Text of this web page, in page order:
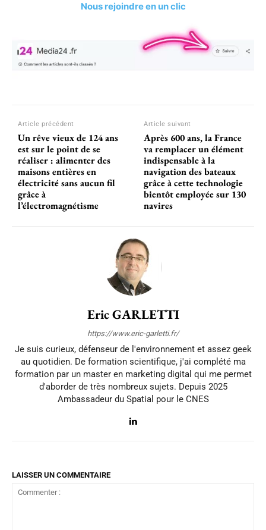
Nous rejoindre en un clic
Article précédent
Un rêve vieux de 124 ans
est sur le point de se
réaliser : alimenter des
maisons entières en
électricité sans aucun fil
grâce à
l’électromagnétisme
Article suivant
Après 600 ans, la France
va remplacer un élément
indispensable à la
navigation des bateaux
grâce à cette technologie
bientôt employée sur 130
navires
Eric GARLETTI
https://www.eric-garletti.fr/
Je suis curieux, défenseur de l'environnement et assez geek
au quotidien. De formation scientifique, j'ai complété ma
formation par un master en marketing digital qui me permet
d'aborder de très nombreux sujets. Depuis 2025
Ambassadeur du Spatial pour le CNES
LAISSER UN COMMENTAIRE